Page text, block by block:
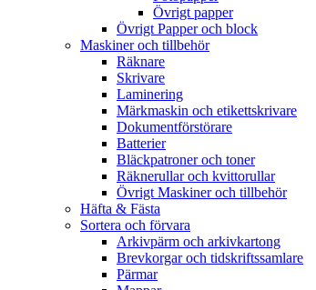
Övrigt papper
Övrigt Papper och block
Maskiner och tillbehör
Räknare
Skrivare
Laminering
Märkmaskin och etikettskrivare
Dokumentförstörare
Batterier
Bläckpatroner och toner
Räknerullar och kvittorullar
Övrigt Maskiner och tillbehör
Häfta & Fästa
Sortera och förvara
Arkivpärm och arkivkartong
Brevkorgar och tidskriftssamlare
Pärmar